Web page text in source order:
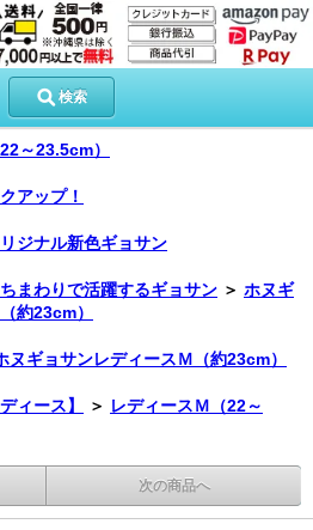
検索
～23.5cm）
アップ！
ジナル新色ギョサン
まわりで活躍するギョサン ＞ ホヌギ
約23cm）
ヌギョサンレディースＭ（約23cm）
ィース】 ＞ レディースＭ（22～
次の商品へ